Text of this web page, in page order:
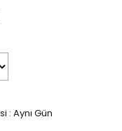
: Aynı Gün